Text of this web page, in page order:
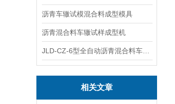
沥青车辙试模混合料成型模具
沥青混合料车辙试样成型机
相关文章